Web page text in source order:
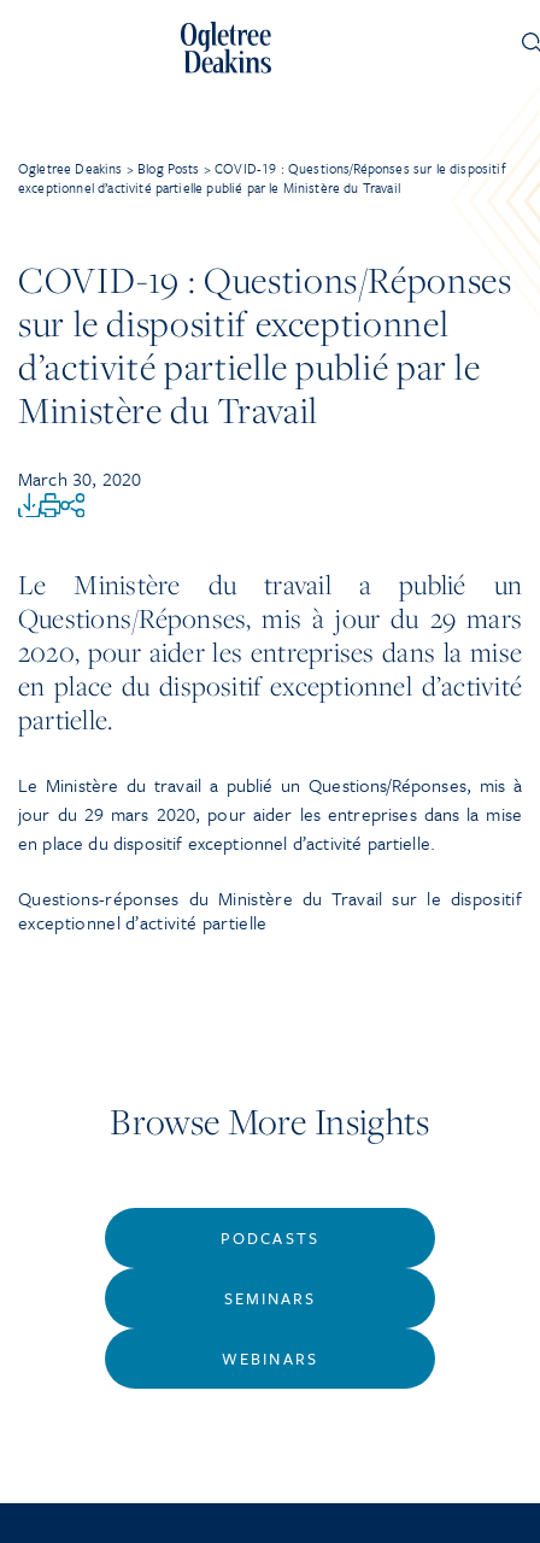
Ogletree Deakins > Blog Posts >COVID-19 : Questions/Réponses sur le dispositif
exceptionnel d’activité partielle publié par le Ministère du Travail
COVID-19 : Questions/Réponses
sur le dispositif exceptionnel
d’activité partielle publié par le
Ministère du Travail
March 30, 2020
Le Ministère du travail a publié un
Questions/Réponses, mis à jour du 29 mars
2020, pour aider les entreprises dans la mise
en place du dispositif exceptionnel d’activité
partielle.
Le Ministère du travail a publié un Questions/Réponses, mis à
jour du 29 mars 2020, pour aider les entreprises dans la mise
en place du dispositif exceptionnel d’activité partielle.
Questions-réponses du Ministère du Travail sur le dispositif
exceptionnel d’activité partielle
Browse More Insights
PODCASTS
SEMINARS
WEBINARS